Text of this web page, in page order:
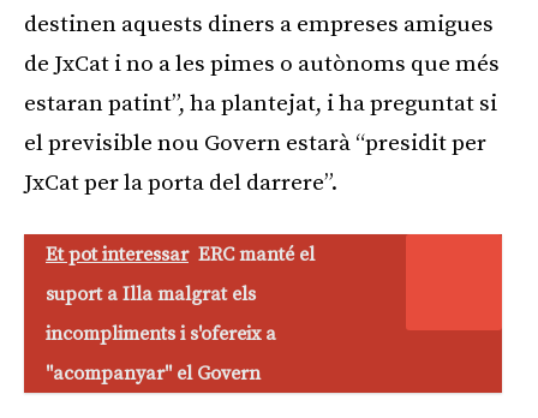
destinen aquests diners a empreses amigues
de JxCat i no a les pimes o autònoms que més
estaran patint”, ha plantejat, i ha preguntat si
el previsible nou Govern estarà “presidit per
JxCat per la porta del darrere”.
Et pot interessar ERC manté el
suport a Illa malgrat els
incompliments i s'ofereix a
"acompanyar" el Govern